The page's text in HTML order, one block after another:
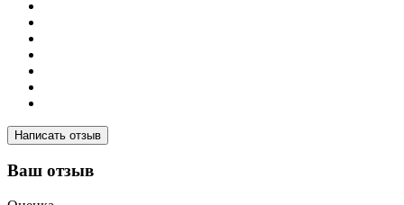
Написать отзыв
Ваш отзыв